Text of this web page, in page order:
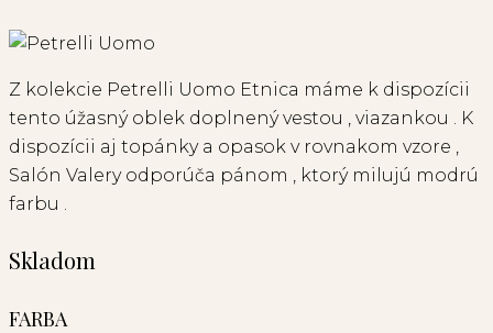
Z kolekcie Petrelli Uomo Etnica máme k dispozícii
tento úžasný oblek doplnený vestou , viazankou . K
dispozícii aj topánky a opasok v rovnakom vzore ,
Salón Valery odporúča pánom , ktorý milujú modrú
farbu .
Skladom
FARBA